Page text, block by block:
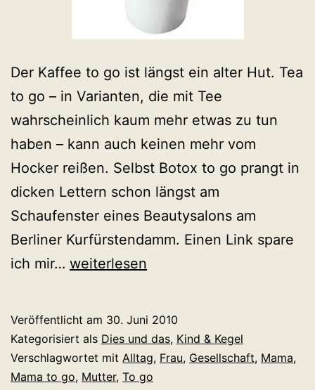
Der Kaffee to go ist längst ein alter Hut. Tea
to go – in Varianten, die mit Tee
wahrscheinlich kaum mehr etwas zu tun
haben – kann auch keinen mehr vom
Hocker reißen. Selbst Botox to go prangt in
dicken Lettern schon längst am
Schaufenster eines Beautysalons am
Berliner Kurfürstendamm. Einen Link spare
ich mir… Mama
Schnell,
handlich
und
weiterlesen
Veröffentlicht am 30. Juni 2010
Kategorisiert als Dies und das, Kind & Kegel
Verschlagwortet mit Alltag, Frau, Gesellschaft, Mama,
Mama to go, Mutter, To go